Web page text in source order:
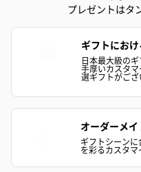
紅茶・コーヒー・スイー
紅茶・コーヒー・スイーツ
への＋αにおすすめです。
プレゼントはタ
ギフトにお
日本最大級の
手厚いカスタ
選ギフトがござ
オーダーメイ
ギフトシーン
を彩るカスタマ